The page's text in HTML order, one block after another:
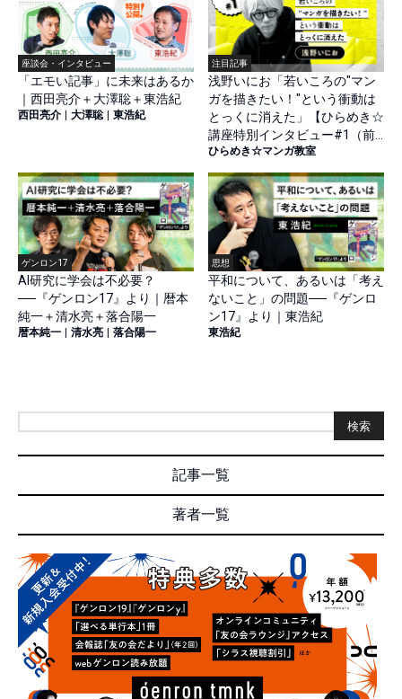
座談会・インタビュー
「エモい記事」に未来はあるか
｜西田亮介＋大澤聡＋東浩紀
西田亮介 大澤聡 東浩紀
注目記事
浅野いにお「若いころの"マン
ガを描きたい！"という衝動は
とっくに消えた」【ひらめき☆
講座特別インタビュー#1（前
篇）】
ひらめき☆マンガ教室
ゲンロン17
AI研究に学会は不必要？
──『ゲンロン17』より｜暦本
純一＋清水亮＋落合陽一
暦本純一 清水亮 落合陽一
思想
平和について、あるいは「考え
ないこと」の問題──『ゲンロ
ン17』より｜東浩紀
東浩紀
検索
記事一覧
著者一覧